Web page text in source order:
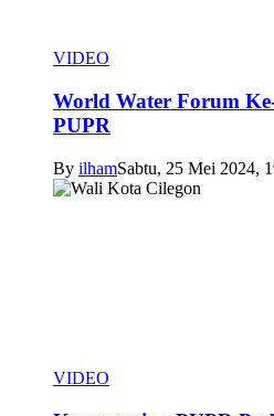
VIDEO
World Water Forum
PUPR
By ilhamSabtu, 25 Mei 2024,
VIDEO